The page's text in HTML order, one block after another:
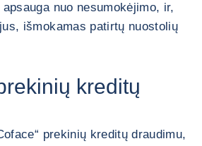
nuo nesumokėjimo, ir,
išmokamas patirtų nuostolių
kreditų
prekinių kreditų draudimu,